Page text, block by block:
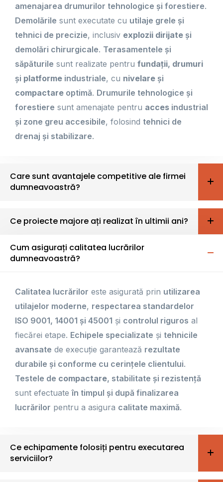
amenajarea drumurilor tehnologice și forestiere.
Demolările sunt executate cu utilaje grele și
tehnici de precizie, inclusiv explozii dirijate și
demolări chirurgicale. Terasamentele și
săpăturile sunt realizate pentru fundații, drumuri
și platforme industriale, cu nivelare și
compactare optimă. Drumurile tehnologice și
forestiere sunt amenajate pentru acces industrial
și zone greu accesibile, folosind tehnici de
drenaj și stabilizare.
Care sunt avantajele competitive ale firmei
dumneavoastră?
Ce proiecte majore ați realizat în ultimii ani?
Cum asigurați calitatea lucrărilor
dumneavoastră?
Calitatea lucrărilor este asigurată prin utilizarea
utilajelor moderne, respectarea standardelor
ISO 9001, 14001 și 45001 și controlul riguros al
fiecărei etape. Echipele specializate și tehnicile
avansate de execuție garantează rezultate
durabile și conforme cu cerințele clientului.
Testele de compactare, stabilitate și rezistență
sunt efectuateîn timpul și după finalizarea
lucrărilor pentru a asigura calitate maximă.
Ce echipamente folosiți pentru executarea
serviciilor?